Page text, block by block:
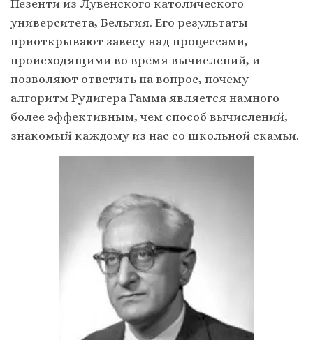
Пезенти из Лувенского католического
университета, Бельгия. Его результаты
приоткрывают завесу над процессами,
происходящими во время вычислений, и
позволяют ответить на вопрос, почему
алгоритм Рудигера Гамма является намного
более эффективным, чем способ вычислений,
знакомый каждому из нас со школьной скамьи.